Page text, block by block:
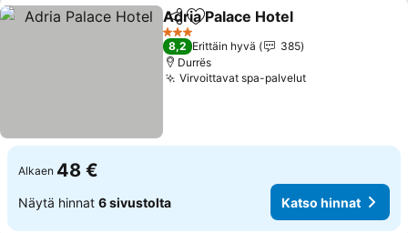
Jaa Lisää suosikkeihin
Adria Palace Hotel
3 Tähtiluokitus
8,2 Erittäin hyvä
385
Durrës
Virvoittavat spa-palvelutKatso hinnat
Alkaen 48 €
Näytä hinnat 6 sivustolta Katso hinnat